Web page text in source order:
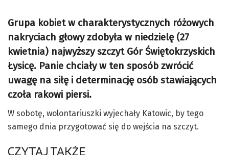
Grupa kobiet w charakterystycznych różowych
nakryciach głowy zdobyła w niedzielę (27
kwietnia) najwyższy szczyt Gór Świętokrzyskich
Łysicę. Panie chciały w ten sposób zwrócić
uwagę na siłę i determinację osób stawiających
czoła rakowi piersi.
W sobotę, wolontariuszki wyjechały Katowic, by tego
samego dnia przygotować się do wejścia na szczyt.
CZYTAJ TAKŻE